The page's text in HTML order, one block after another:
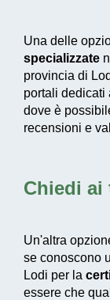
Una delle
specializzate
provincia di
portali dedicati
dove è
recensioni e
Chiedi ai
Un'altra
se conoscono
Lodi per la
essere che